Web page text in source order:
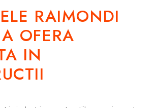
RAIMONDI
OFERA
IN